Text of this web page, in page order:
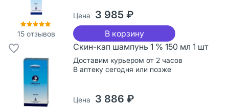
15 отзывов
Цена 3 985 ₽
В корзину
Скин-кап шампунь 1 % 150 мл 1 шт
Доставим курьером от 2 часов
В аптеку сегодня или позже
Цена 3 886 ₽